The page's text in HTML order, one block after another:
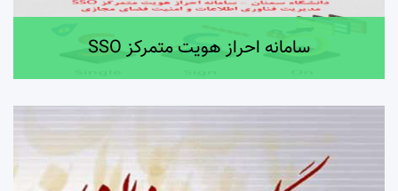
سامانه احراز هویت متمرکز SSO